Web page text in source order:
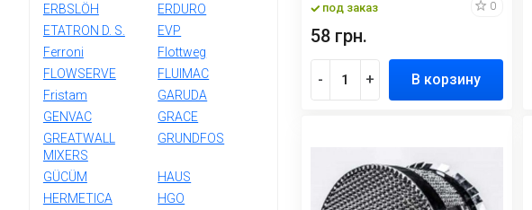
ERBSLÖH
ERDURO
ETATRON D. S.
EVP
Ferroni
Flottweg
FLOWSERVE
FLUIMAC
Fristam
GARUDA
GENVAC
GRACE
GREATWALL
MIXERS
GRUNDFOS
GÜCÜM
HAUS
HERMETICA
HGO
под заказ 0
58 грн.
- + В корзину